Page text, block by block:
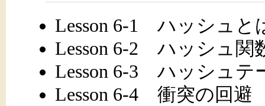
Lesson 6-1 ハッシュと
Lesson 6-2 ハッシュ関
Lesson 6-3 ハッシュテ
Lesson 6-4 衝突の回避